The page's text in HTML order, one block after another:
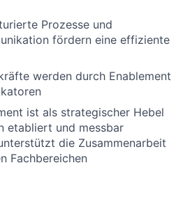
Prozesse und
fördern eine effiziente
werden durch Enablement
ist als strategischer Hebel
etabliert und messbar
die Zusammenarbeit
Fachbereichen